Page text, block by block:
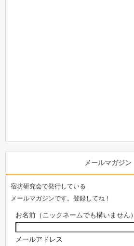
メールマガジン
宿坊研究会で発行している
メールマガジンです。登録してね！
お名前（ニックネームでも構いません）
メールアドレス